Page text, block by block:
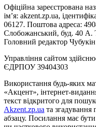
Офіційна зареєстрована
ім’я: akzent.zp.ua,
06127. Поштова адреса:
Слобожанський, буд. 40 А.
Головний редактор
Управління сайтом
ЄДРПОУ 39404303
Використання будь-яких
«Акцент», інтернет-
текст відкритого для
Akzent.zp.ua та
абзацу. Посилання має